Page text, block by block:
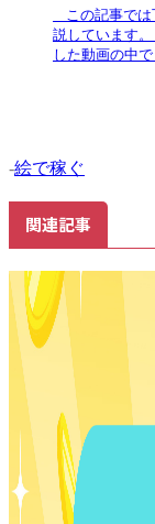
この記事では
説しています
した動画の中で
-絵で稼ぐ
関連記事